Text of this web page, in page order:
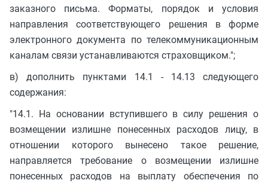
заказного письма. Форматы, порядок и условия
направления соответствующего решения в форме
электронного документа по телекоммуникационным
каналам связи устанавливаются страховщиком.";
в) дополнить пунктами 14.1 - 14.13 следующего
содержания:
"14.1. На основании вступившего в силу решения о
возмещении излишне понесенных расходов лицу, в
отношении которого вынесено такое решение,
направляется требование о возмещении излишне
понесенных расходов на выплату обеспечения по